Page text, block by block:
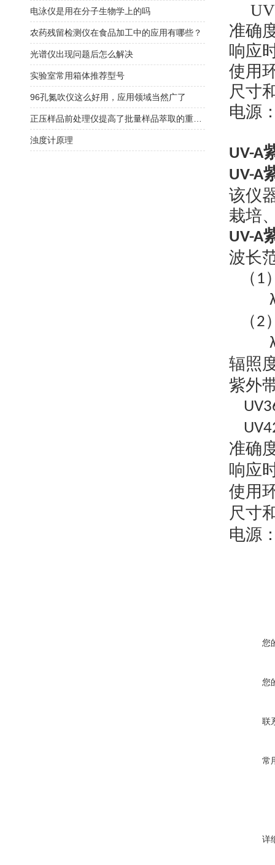
准确
响应
使用
尺寸
电源
UV-A
UV-A
该仪
栽培
UV-A
波长
（ 1
（2
辐照
紫外
准确
响应
使用
尺寸
电源
您
您
联
常
详
电泳仪是用在分子生物学上的吗
农药残留检测仪在食品加工中的应用有哪些？
光谱仪出现问题后怎么解决
实验室常用箱体推荐型号
96孔氮吹仪这么好用，应用领域当然广了
浊度计原理